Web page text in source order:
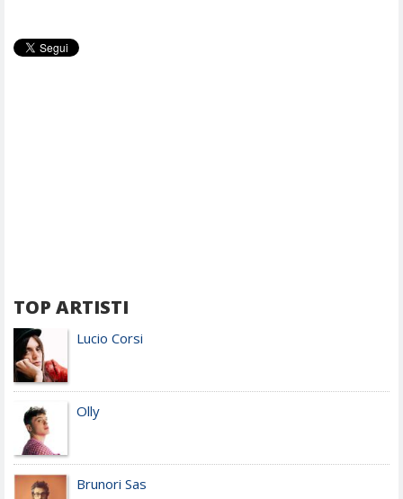
TOP ARTISTI
Lucio Corsi
Olly
Brunori Sas